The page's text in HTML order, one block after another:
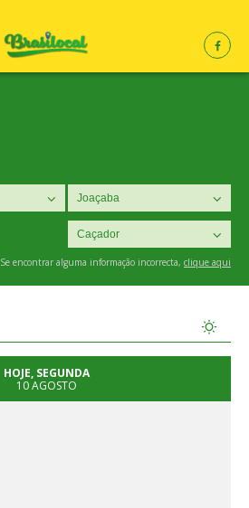
Se encontrar alguma informação incorrecta, clique aqui
HOJE, SEGUNDA
10 AGOSTO